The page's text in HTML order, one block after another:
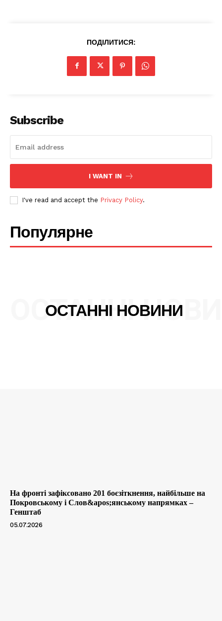
ПОДІЛИТИСЯ:
Subscribe
I WANT IN
I've read and accept the Privacy Policy.
Популярне
ОСТАННІ НОВИНИ
ОСТАННІ
На фронті зафіксовано 201 боєзіткнення, найбільше на
Покровському і Слов&apos;янському напрямках –
Генштаб
05.07.2026